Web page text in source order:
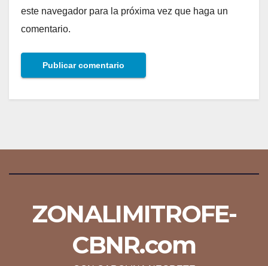
este navegador para la próxima vez que haga un
comentario.
ZONALIMITROFE-
CBNR.com